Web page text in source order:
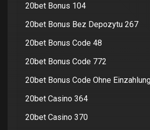
20bet Bonus 104
20bet Bonus Bez Depozytu 267
20bet Bonus Code 48
20bet Bonus Code 772
20bet Bonus Code Ohne
20bet Casino 364
20bet Casino 370